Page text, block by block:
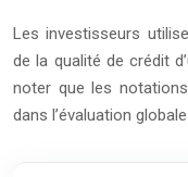
Les investisseurs
de la qualité de crédit
noter que les
dans l’évaluation